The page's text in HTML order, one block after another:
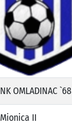
NK OMLADINAC `68
Mionica II